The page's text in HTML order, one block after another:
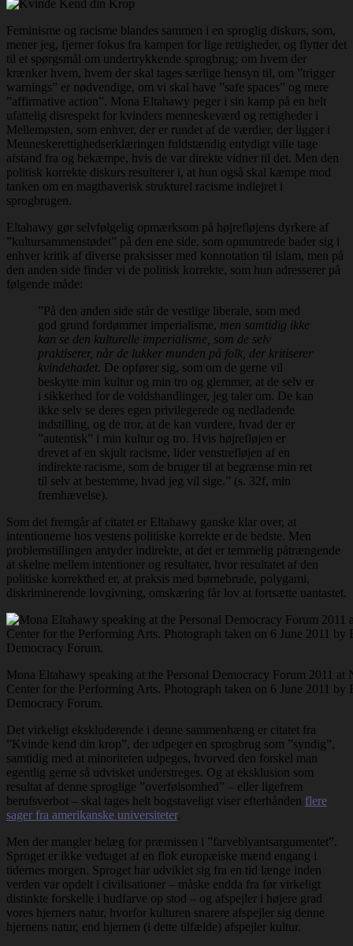
Feminisme og racisme blandes sammen i en sproglig diskurs, som,
mener jeg, fjerner fokus fra kampen for lige rettigheder, og flytter det
til et spørgsmål om undertrykkende sprogbrug; om hvem der
krænker hvem, hvem der skal tages særlige hensyn til, om ”trigger
warnings” er nødvendige, om vi skal have ”safe spaces” og mere
”affirmative action”. Mona Eltahawy peger i sin kamp på en helt
ufattelig disrespekt for kvinders menneskeværd og rettigheder i
Mellemøsten, som enhver, der er rundet af de værdier, der ligger i
Menneskerettighedserklæringen fuldstændig entydigt ville tage
afstand fra og bekæmpe, hvis de var direkte vidner til det. Men den
politisk korrekte diskurs resulterer i, at hun også skal kæmpe mod
tanken om en magthaverisk strukturel racisme indlejret i
sprogbrugen.
Eltahawy gør selvfølgelig opmærksom på højrefløjens dyrkere af
”kultursammenstødet” på den ene side, som opmuntrede bader sig i
enhver kritik af diverse praksisser med konnotation til islam, men på
den anden side finder vi de politisk korrekte, som hun adresserer på
følgende måde:
”På den anden side står de vestlige liberale, som med
god grund fordømmer imperialisme, men samtidig ikke
kan se den kulturelle imperialisme, som de selv
praktiserer, når de lukker munden på folk, der kritiserer
kvindehadet. De opfører sig, som om de gerne vil
beskytte min kultur og min tro og glemmer, at de selv er
i sikkerhed for de voldshandlinger, jeg taler om. De kan
ikke selv se deres egen privilegerede og nedladende
indstilling, og de tror, at de kan vurdere, hvad der er
”autentisk” i min kultur og tro. Hvis højrefløjen er
drevet af en skjult racisme, lider venstrefløjen af en
indirekte racisme, som de bruger til at begrænse min ret
til selv at bestemme, hvad jeg vil sige.” (s. 32f, min
fremhævelse).
Som det fremgår af citatet er Eltahawy ganske klar over, at
intentionerne hos vestens politiske korrekte er de bedste. Men
problemstillingen antyder indirekte, at det er temmelig påtrængende
at skelne mellem intentioner og resultater, hvor resultatet af den
politiske korrekthed er, at praksis med børnebrude, polygami,
diskriminerende lovgivning, omskæring får lov at fortsætte uantastet.
Mona Eltahawy speaking at the Personal Democracy Forum 2011
Center for the Performing Arts. Photograph taken on 6 June 2011 by
Democracy Forum.
Det virkeligt ekskluderende i denne sammenhæng er citatet fra
”Kvinde kend din krop”, der udpeger en sprogbrug som ”syndig”,
samtidig med at minoriteten udpeges, hvorved den forskel man
egentlig gerne så udvisket understreges. Og at eksklusion som
resultat af denne sproglige ”overfølsomhed” – eller ligefrem
berufsverbot – skal tages helt bogstaveligt viser efterhånden flere
sager fra amerikanske universiteter.
Men der mangler belæg for præmissen i ”farveblyantsargumentet”.
Sproget er ikke vedtaget af en flok europæiske mænd engang i
tidernes morgen. Sproget har udviklet sig fra en tid længe inden
verden var opdelt i civilisationer – måske endda fra før virkeligt
distinkte forskelle i hudfarve op stod – og afspejler i højere grad
vores hjerners natur, hvorfor kulturen snarere afspejler sig denne
hjernens natur, end hjernen (i dette tilfælde) afspejler kultur.